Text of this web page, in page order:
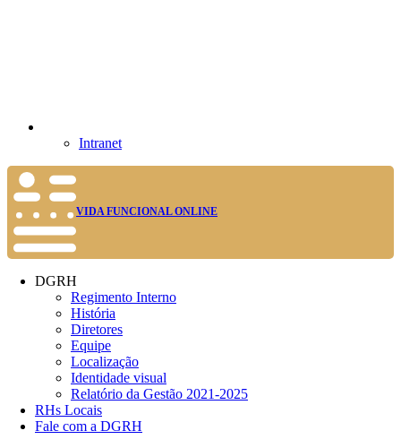
Intranet
VIDA FUNCIONAL ONLINE
DGRH
Regimento Interno
História
Diretores
Equipe
Localização
Identidade visual
Relatório da Gestão 2021-2025
RHs Locais
Fale com a DGRH